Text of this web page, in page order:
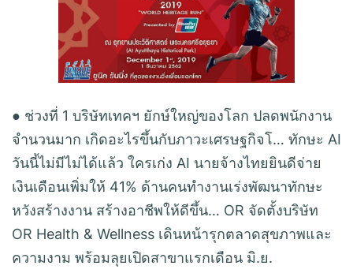
● ช่วงที่ 1 บริษัทเทคฯ ยักษ์ใหญ่ของโลก ปลดพนักงาน
จำนวนมาก เกิดอะไรขึ้นกับภาวะเศรษฐกิจโ… ทักษะ AI
วันนี้ไม่มีไม่ได้แล้ว ใครเก่ง AI นายจ้างไทยยินดีจ่าย
เงินเดือนเพิ่มให้ 41% ด้านคนทำงานเร่งพัฒนาทักษะ
หวังสร้างงาน สร้างอาชีพให้ดีขึ้น… OR จัดตั้งบริษัท
OR Health & Wellness เดินหน้ารุกตลาดสุขภาพและ
ความงาม พร้อมลุยเปิดสาขาแรกเดือน มิ.ย.